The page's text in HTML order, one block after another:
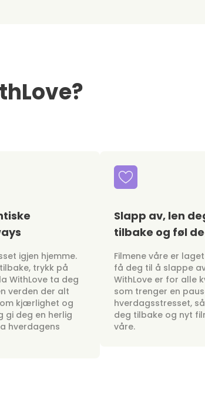
igjen hjemme.
trykk på
WithLove ta deg
verden der alt
kjærlighet og
gi deg en herlig
hverdagens
Slapp av, len
tilbake og føl
Filmene våre er
få deg til å slappe
WithLove er for alle
som trenger en
hverdagsstresset,
deg tilbake og nyt
våre.